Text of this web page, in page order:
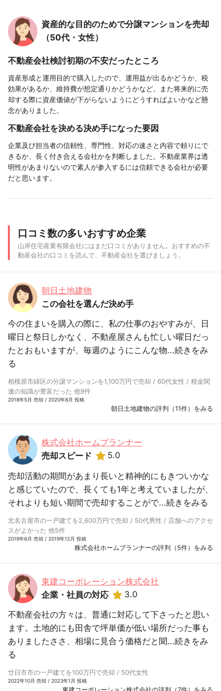
資産的な目的のためで分譲マンションを売却
（50代・女性）
不動産会社検討初期の不安だったところ
資産形成と運用目的で購入したので、運用益が出るかどうか、税
効果があるか、維持費が想定通りかどうかなど。また将来的に売
却する際に資産価値が下がらないようにどうすればよいかなど懸
念がありました。
不動産会社を決める決め手になった要因
企業及び担当者の信頼性、専門性、対応の速さと内容で頼りにで
きるか、長く付き合える会社かを判断しました。不動産業界は透
明性があまりないので素人が参入するには信頼できる会社が必要
だと思います。
口コミ数の多いおすすめ企業
山岸住宅産業有限会社にはまだ口コミがありません。おすすめの不
動産会社の口コミを読んで、不動産会社を選びましょう。
朝日土地建物
この会社を選んだ決め手
今の住まいを購入の際に、私の仕事のおやすみが、日
曜日と祭日しかなく、不動産屋さんも忙しい曜日だっ
たとおもいますが、毎週のようにこんな物...続きをみ
る
相模原市緑区の分譲マンションを1,100万円で売却 / 60代女性 / 税金関
連の知識が豊富だった 他9件
2018年5月 売却 / 2020年8月 投稿
朝日土地建物の評判（11件）をみる
株式会社ホームプランナー
売却スピード
5.0
売却活動の期間があまり長いと精神的にもきついかな
と感じていたので、長くても1年と考えていましたが、
それよりも短い期間で売却することがで...続きをみる
北名古屋市の一戸建てを2,600万円で売却 / 50代男性 / 店舗へのアクセ
スがよかった 他5件
2019年6月 売却 / 2019年12月 投稿
株式会社ホームプランナーの評判（5件）をみる
東建コーポレーション株式会社
企業・社員の対応
3.0
不動産会社の方々は、普通に対応して下さったと思い
ます。土地的にも田舎で坪単価が低い場所だった事も
ありましたささ、相場に見合う価格だと聞...続きをみ
る
廿日市市の一戸建てを100万円で売却 / 50代女性
2022年10月 売却 / 2023年1月 投稿